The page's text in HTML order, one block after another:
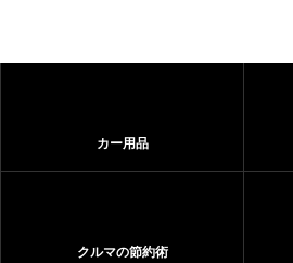
カー用品
クルマの節約術